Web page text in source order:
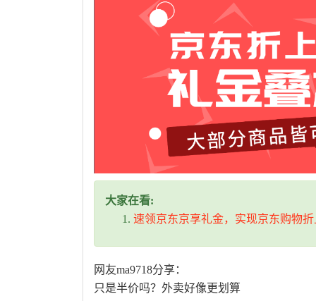
大家在看:
速领京东京享礼金，实现京东购物
网友ma9718分享：
只是半价吗？外卖好像更划算